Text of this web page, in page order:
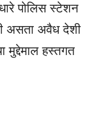
पोलिस स्टेशन
असता अवैध देशी
मुद्देमाल हस्तगत